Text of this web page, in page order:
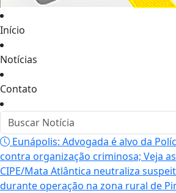
Início
Notícias
Contato
Eunápolis: Advogada é alvo da
contra organização criminosa; Veja
CIPE/Mata Atlântica neutraliza
durante operação na zona rural de